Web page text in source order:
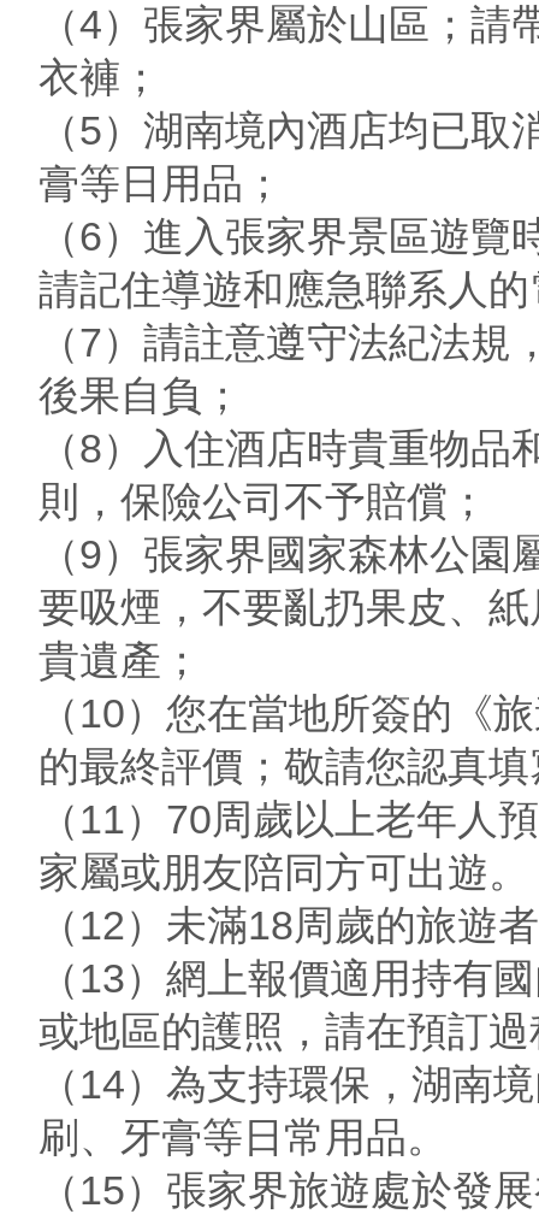
（4）張家界屬於山區；
衣褲；
（5）湖南境內酒店均已
膏等日用品；
（6）進入張家界景區遊
請記住導遊和應急聯系人
（7）請註意遵守法紀法
後果自負；
（8）入住酒店時貴重物
則，保險公司不予賠償；
（9）張家界國家森林公
要吸煙，不要亂扔果皮、
貴遺產；
（10）您在當地所簽的《
的最終評價；敬請您認真
（11）70周歲以上老年人
家屬或朋友陪同方可出遊。
（12）未滿18周歲的旅遊
（13）網上報價適用持有
或地區的護照，請在預訂
（14）為支持環保，湖南
刷、牙膏等日常用品。
（15）張家界旅遊處於發